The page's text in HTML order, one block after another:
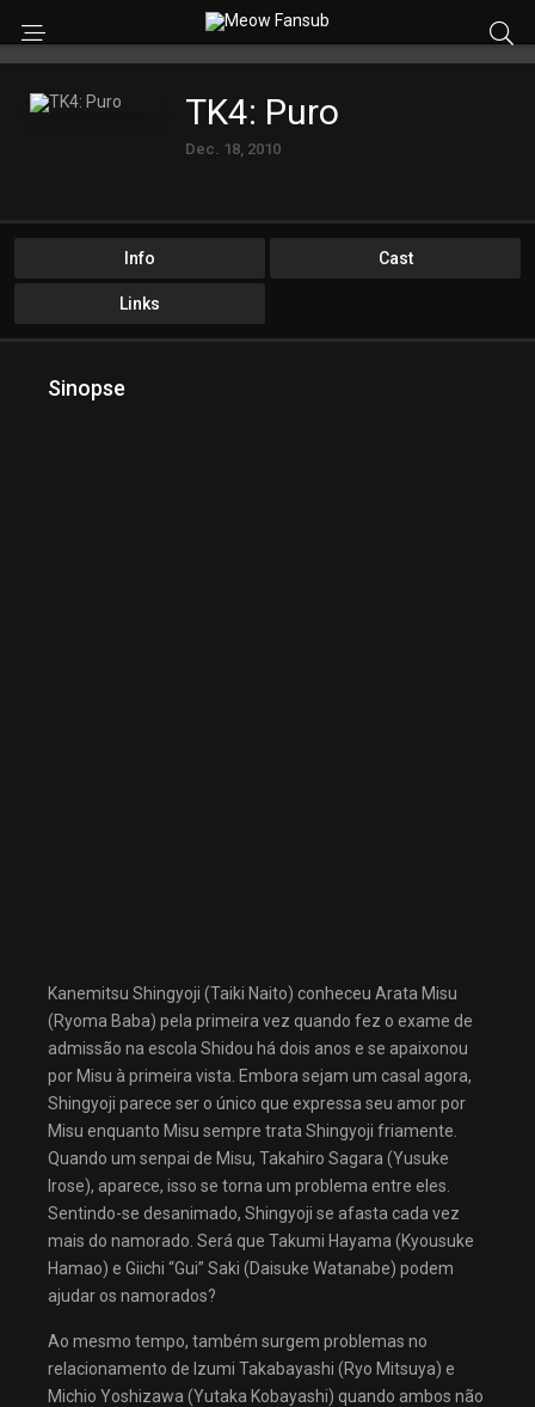
TK4: Puro
Dec. 18, 2010
Info Cast
Links
Sinopse
Kanemitsu Shingyoji (Taiki Naito) conheceu Arata Misu
(Ryoma Baba) pela primeira vez quando fez o exame de
admissão na escola Shidou há dois anos e se apaixonou
por Misu à primeira vista. Embora sejam um casal agora,
Shingyoji parece ser o único que expressa seu amor por
Misu enquanto Misu sempre trata Shingyoji friamente.
Quando um senpai de Misu, Takahiro Sagara (Yusuke
Irose), aparece, isso se torna um problema entre eles.
Sentindo-se desanimado, Shingyoji se afasta cada vez
mais do namorado. Será que Takumi Hayama (Kyousuke
Hamao) e Giichi “Gui” Saki (Daisuke Watanabe) podem
ajudar os namorados?
Ao mesmo tempo, também surgem problemas no
relacionamento de Izumi Takabayashi (Ryo Mitsuya) e
Michio Yoshizawa (Yutaka Kobayashi) quando ambos não